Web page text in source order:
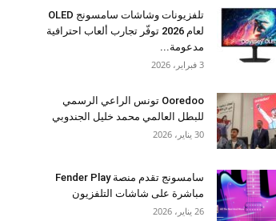
تلفزيونات وشاشات سامسونج OLED
لعام 2026 توفّر تجارب ألعاب احترافية
مدعومة...
3 فبراير، 2026
Ooredoo تونس الراعي الرسمي
للبطل العالمي محمد خليل الجندوبي
30 يناير، 2026
سامسونج تقدم منصة Fender Play
مباشرة على شاشات التلفزيون
26 يناير، 2026